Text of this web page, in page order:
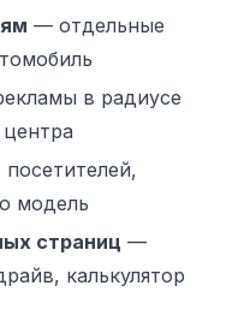
— отдельные
в радиусе
модель
страниц —
калькулятор